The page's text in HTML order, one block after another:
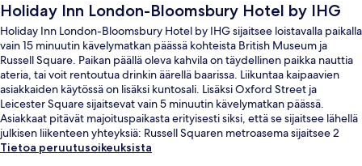
Holiday Inn London-Bloomsbury Hotel by IHG
Holiday Inn London-Bloomsbury Hotel by IHG sijaitsee loistavalla paikalla
vain 15 minuutin kävelymatkan päässä kohteista British Museum ja
Russell Square. Paikan päällä oleva kahvila on täydellinen paikka nauttia
ateria, tai voit rentoutua drinkin äärellä baarissa. Liikuntaa kaipaavien
asiakkaiden käytössä on lisäksi kuntosali. Lisäksi Oxford Street ja
Leicester Square sijaitsevat vain 5 minuutin kävelymatkan päässä.
Asiakkaat pitävät majoituspaikasta erityisesti siksi, että se sijaitsee lähellä
julkisen liikenteen yhteyksiä: Russell Squaren metroasema sijaitsee 2
minuutin ja Eustonin metroasema 10 minuutin kävelymatkan päässä.
Tietoa peruutusoikeuksista